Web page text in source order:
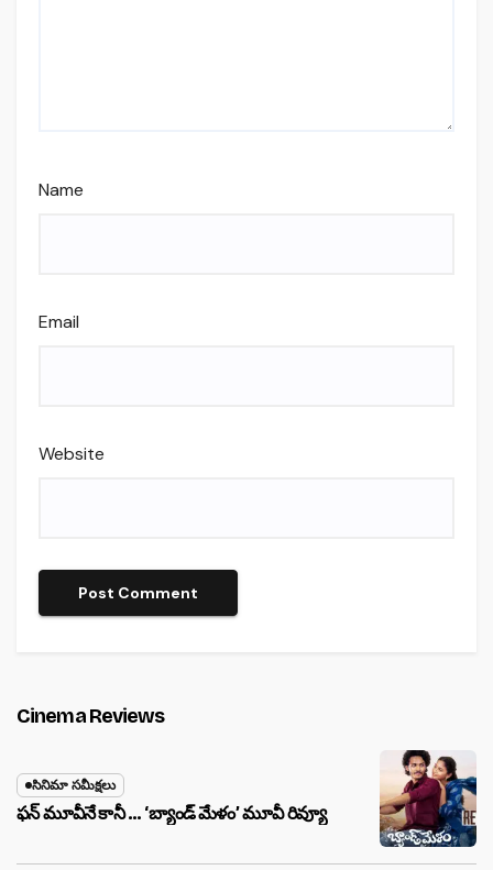
Name
Email
Website
Cinema Reviews
సినిమా సమీక్షలు
ఫన్ మూవీనే కానీ … ‘బ్యాండ్‌ మేళం’ మూవీ రివ్యూ